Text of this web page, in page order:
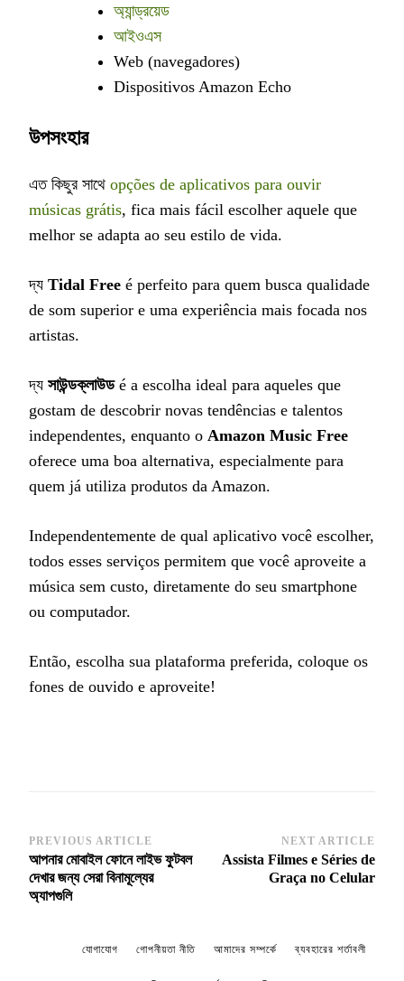
অ্যান্ড্রয়েড
আইওএস
Web (navegadores)
Dispositivos Amazon Echo
উপসংহার
এত কিছুর সাথে opções de aplicativos para ouvir
músicas grátis, fica mais fácil escolher aquele que
melhor se adapta ao seu estilo de vida.
দ্য Tidal Free é perfeito para quem busca qualidade
de som superior e uma experiência mais focada nos
artistas.
দ্য সাউন্ডক্লাউডé a escolha ideal para aqueles que
gostam de descobrir novas tendências e talentos
independentes, enquanto o Amazon Music Free
oferece uma boa alternativa, especialmente para
quem já utiliza produtos da Amazon.
Independentemente de qual aplicativo você escolher,
todos esses serviços permitem que você aproveite a
música sem custo, diretamente do seu smartphone
ou computador.
Então, escolha sua plataforma preferida, coloque os
fones de ouvido e aproveite!
Post
Navigation
PREVIOUS ARTICLE
আপনার মোবাইল ফোনে লাইভ ফুটবল
দেখার জন্য সেরা বিনামূল্যের
অ্যাপগুলি
NEXT ARTICLE
Assista Filmes e Séries de
Graça no Celular
যোগাযোগ গোপনীয়তা নীতি আমাদের সম্পর্কে ব্যবহারের শর্তাবলী